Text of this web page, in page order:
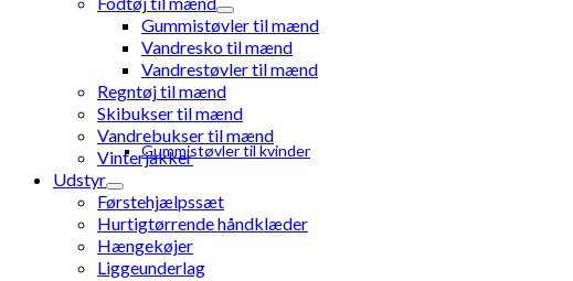
Gummistøvler til kvinder
Gummistøvler til mænd
Vandresko til mænd
Vandrestøvler til mænd
Regntøj til mænd
Skibukser til mænd
Vandrebukser til mænd
Vinterjakker
Udstyr
Førstehjælpssæt
Hurtigtørrende håndklæder
Hængekøjer
Liggeunderlag